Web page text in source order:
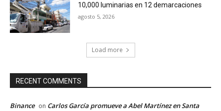
10,000 luminarias en 12 demarcaciones
agosto 5, 2026
Load more
RECENT COMMENTS
Binance on Carlos García promueve a Abel Martínez en Santa